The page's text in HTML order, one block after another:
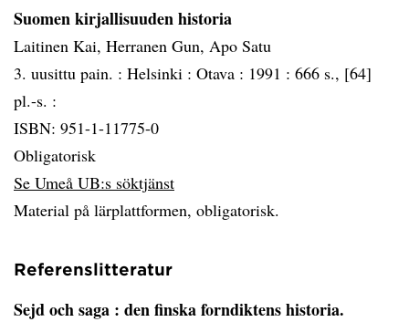
Suomen kirjallisuuden historia
Laitinen Kai, Herranen Gun, Apo Satu
3. uusittu pain. : Helsinki : Otava : 1991 : 666 s., [64]
pl.-s. :
ISBN: 951-1-11775-0
Obligatorisk
Se Umeå UB:s söktjänst
Material på lärplattformen, obligatorisk.
Referenslitteratur
Sejd och saga : den finska forndiktens historia.